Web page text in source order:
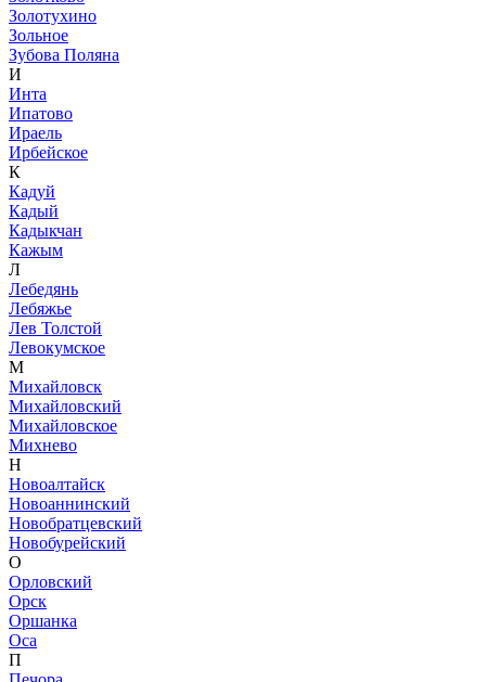
Золотухино
Зольное
Зубова Поляна
И
Инта
Ипатово
Ираель
Ирбейское
К
Кадуй
Кадый
Кадыкчан
Кажым
Л
Лебедянь
Лебяжье
Лев Толстой
Левокумское
М
Михайловск
Михайловский
Михайловское
Михнево
Н
Новоалтайск
Новоаннинский
Новобратцевский
Новобурейский
О
Орловский
Орск
Оршанка
Оса
П